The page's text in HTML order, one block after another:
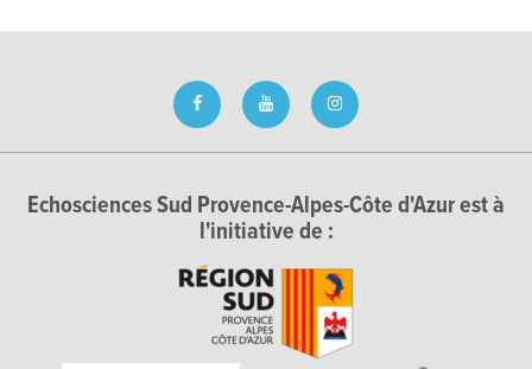
Echosciences Sud Provence-Alpes-Côte d'Azur est à
l'initiative de :